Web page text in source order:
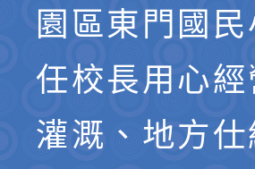
園區東門國
任校長用心
灌溉、地方